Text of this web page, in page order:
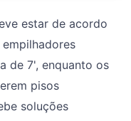
estar de acordo
de 7', enquanto os
pisos
soluções